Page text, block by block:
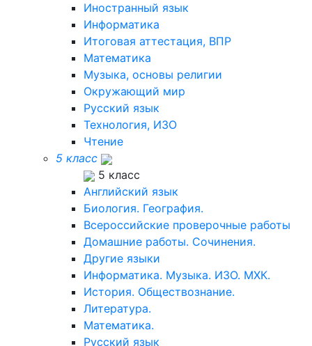
Иностранный язык
Информатика
Итоговая аттестация, ВПР
Математика
Музыка, основы религии
Окружающий мир
Русский язык
Технология, ИЗО
Чтение
5 класс
5 класс
Английский язык
Биология. География.
Всероссийские проверочные работы
Домашние работы. Сочинения.
Другие языки
Информатика. Музыка. ИЗО. МХК.
История. Обществознание.
Литература.
Математика.
Русский язык